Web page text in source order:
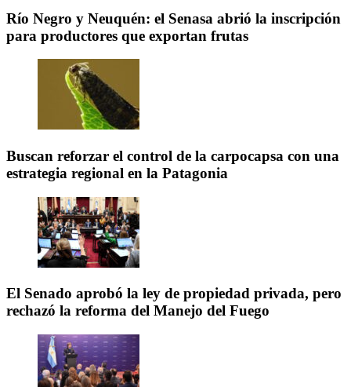
Río Negro y Neuquén: el Senasa abrió la inscripción
para productores que exportan frutas
Buscan reforzar el control de la carpocapsa con una
estrategia regional en la Patagonia
El Senado aprobó la ley de propiedad privada, pero
rechazó la reforma del Manejo del Fuego